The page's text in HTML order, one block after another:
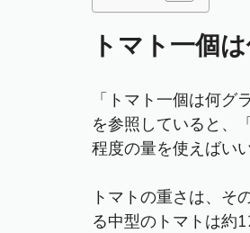
トマト一個
「 トマト一個は何グ
を参照していると、
程度の量を使えばい
トマトの重さは、そ
る中型のトマトは約